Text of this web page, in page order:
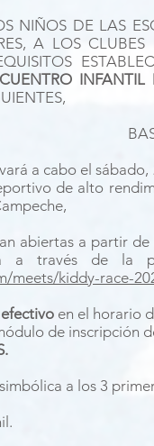
NIÑOS DE LAS
A LOS
a cabo el
de alto
abiertas a partir
a través de la
meets/kiddy-race-
en el horario
de inscripción
a los 3